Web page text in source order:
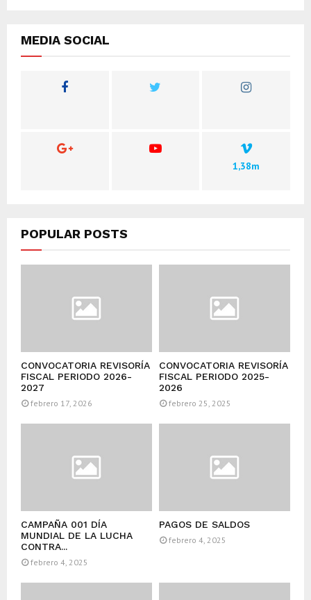
MEDIA SOCIAL
1,38m
POPULAR POSTS
CONVOCATORIA REVISORÍA
FISCAL PERIODO 2026-
2027
febrero 17, 2026
CONVOCATORIA REVISORÍA
FISCAL PERIODO 2025-
2026
febrero 25, 2025
CAMPAÑA 001 DÍA
MUNDIAL DE LA LUCHA
CONTRA...
febrero 4, 2025
PAGOS DE SALDOS
febrero 4, 2025